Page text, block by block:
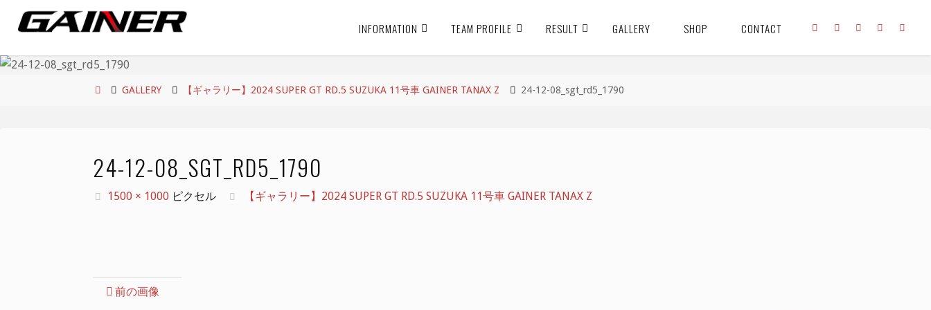
ン
INFORMATION TEAM PROFILE RESULT GALLERY SHOP CONTACT
ホ
GALLERY 【ギャラリー】2024 SUPER GT RD.5 SUZUKA 11号車 GAINER TANAX Z 24-12-08_sgt_rd5_1790
24-12-08_SGT_RD5_1790
フ
1500 × 1000 ピクセル 【ギャラリー】2024 SUPER GT RD.5 SUZUKA 11号車 GAINER TANAX Z
前の画像